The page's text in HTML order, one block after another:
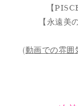
【
【永遠美
(動画での雰